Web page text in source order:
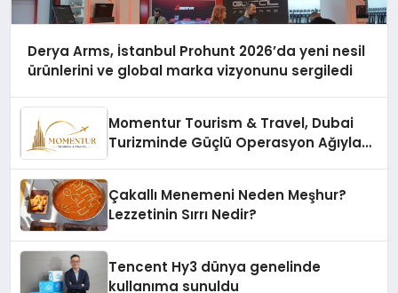
Derya Arms, İstanbul Prohunt 2026’da yeni nesil
ürünlerini ve global marka vizyonunu sergiledi
Momentur Tourism & Travel, Dubai
Turizminde Güçlü Operasyon Ağıyla
Çakallı Menemeni Neden Meşhur?
Lezzetinin Sırrı Nedir?
Tencent Hy3 dünya genelinde
kullanıma sunuldu